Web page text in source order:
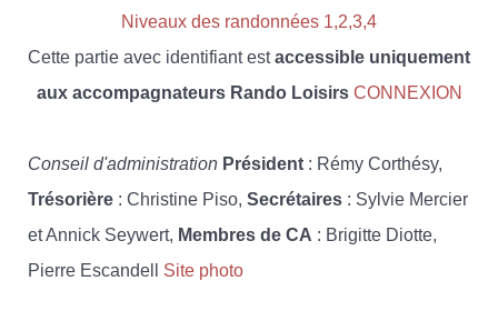
Niveaux des randonnées 1,2,3,4
Cette partie avec identifiant estaccessible uniquement
aux accompagnateurs Rando Loisirs CONNEXION
Conseil d'administration Président : Rémy Corthésy,
Trésorière : Christine Piso, Secrétaires : Sylvie Mercier
et Annick Seywert, Membres de CA : Brigitte Diotte,
Pierre Escandell Site photo